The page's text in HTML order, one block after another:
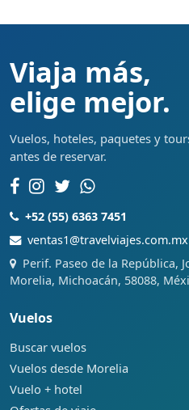
Viaja más,
elige mejor.
Vuelos, hoteles, paquetes y
antes de reservar.
+52 (55) 6363 7451
ventas1@travelviajes.com.mx
Perif. Paseo de la República,
Morelia, Michoacán, 58088,
Vuelos
Buscar vuelos
Vuelos desde Morelia
Vuelo + hotel